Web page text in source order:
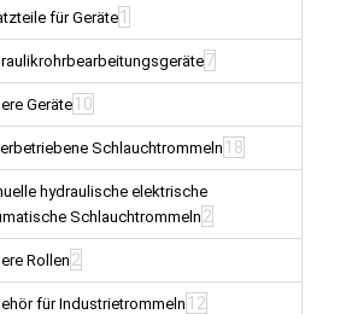
für Geräte 1
7
Geräte 10
Schlauchtrommeln 18
hydraulische elektrische
Schlauchtrommeln 2
Rollen 2
für Industrietrommeln 12